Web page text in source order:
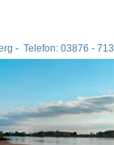
- Telefon: 03876 -